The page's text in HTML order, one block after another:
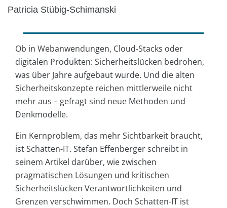
Patricia Stübig-Schimanski
Ob in Webanwendungen, Cloud-Stacks oder
digitalen Produkten: Sicherheitslücken bedrohen,
was über Jahre aufgebaut wurde. Und die alten
Sicherheitskonzepte reichen mittlerweile nicht
mehr aus – gefragt sind neue Methoden und
Denkmodelle.
Ein Kernproblem, das mehr Sichtbarkeit braucht,
ist Schatten-IT. Stefan Effenberger schreibt in
seinem Artikel darüber, wie zwischen
pragmatischen Lösungen und kritischen
Sicherheitslücken Verantwortlichkeiten und
Grenzen verschwimmen. Doch Schatten-IT ist